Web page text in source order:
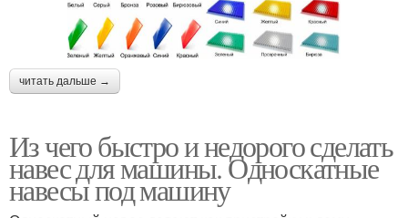
читать дальше →
Из чего быстро и недорого сделать
навес для машины. Односкатные
навесы под машину